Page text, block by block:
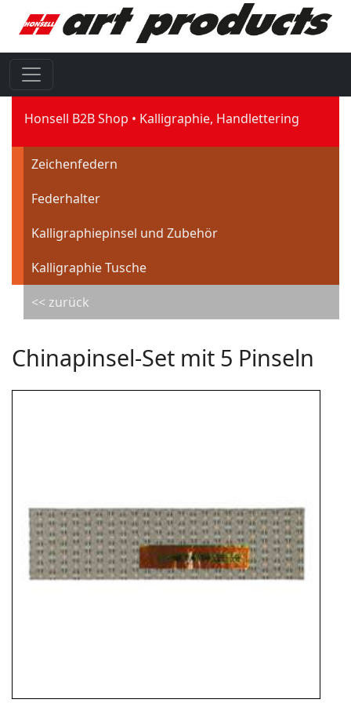
Honsell B2B Shop Kalligraphie, Handlettering
Zeichenfedern
Federhalter
Kalligraphiepinsel und Zubehör
Kalligraphie Tusche
<< zurück
Chinapinsel-Set mit 5 Pinseln